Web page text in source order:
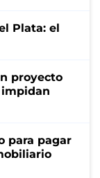
Plata: el
proyecto
para pagar